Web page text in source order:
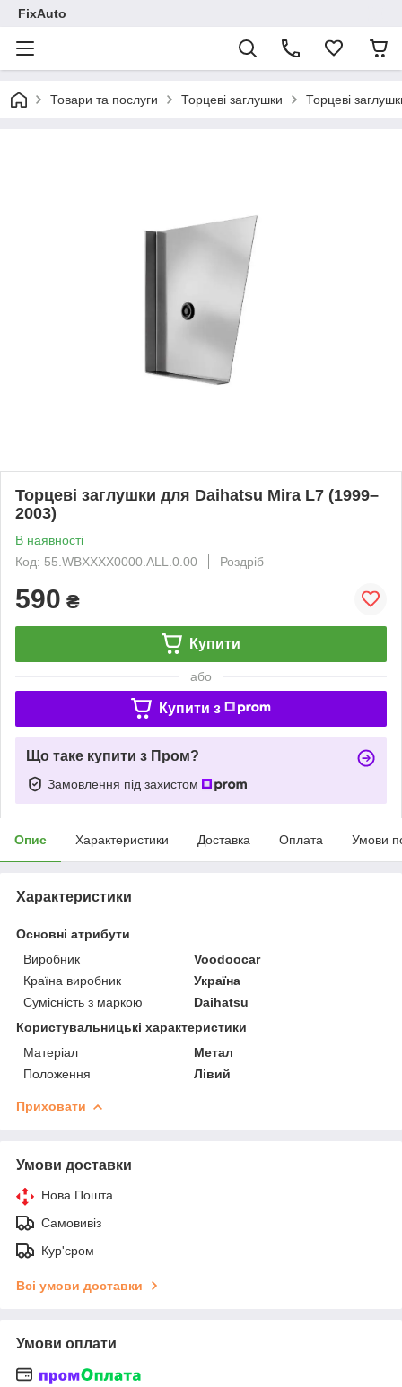
FixAuto
Товари та послуги Торцеві заглушки Торцеві
Торцеві заглушки для Daihatsu Mira L7 (1999–
2003)
В наявності
Код: 55.WBXXXX0000.ALL.0.00
Роздріб
590 ₴
Купити
або
Купити з
Що таке купити з Пром?
Замовлення під захистом
Опис Характеристики Доставка Оплата Умови
Характеристики
Основні атрибути
Виробник
Voodoocar
Країна виробник
Україна
Сумісність з маркою
Daihatsu
Користувальницькі характеристики
Матеріал
Метал
Положення
Лівий
Приховати
Умови доставки
Нова Пошта
Самовивіз
Кур'єром
Всі умови доставки
Умови оплати